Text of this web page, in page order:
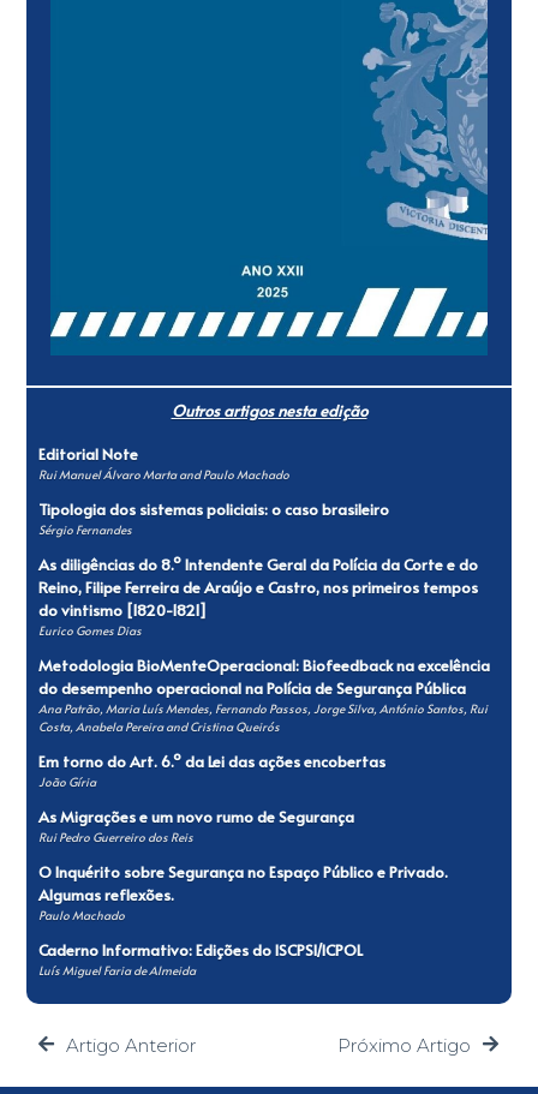
Outros artigos nesta edição
Editorial Note
Rui Manuel Álvaro Marta and Paulo Machado
Tipologia dos sistemas policiais: o caso brasileiro
Sérgio Fernandes
As diligências do 8.º Intendente Geral da Polícia da Corte e do
Reino, Filipe Ferreira de Araújo e Castro, nos primeiros tempos
do vintismo [1820-1821]
Eurico Gomes Dias
Metodologia BioMenteOperacional: Biofeedback na excelência
do desempenho operacional na Polícia de Segurança Pública
Ana Patrão, Maria Luís Mendes, Fernando Passos, Jorge Silva, António Santos, Rui
Costa, Anabela Pereira and Cristina Queirós
Em torno do Art. 6.º da Lei das ações encobertas
João Gíria
As Migrações e um novo rumo de Segurança
Rui Pedro Guerreiro dos Reis
O Inquérito sobre Segurança no Espaço Público e Privado.
Algumas reflexões.
Paulo Machado
Caderno Informativo: Edições do ISCPSI/ICPOL
Luís Miguel Faria de Almeida
Artigo Anterior Próximo Artigo